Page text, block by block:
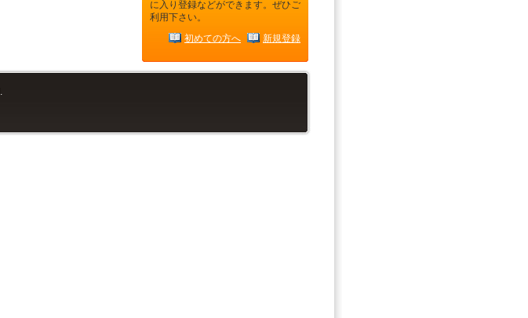
に入り登録などができます。ぜひご
利用下さい。
初めての方へ 新規登録